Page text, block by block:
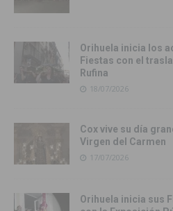
Orihuela inicia los
Fiestas con el
Rufina
18/07/2026
Cox vive su día
Virgen del Carmen
17/07/2026
Orihuela inicia sus